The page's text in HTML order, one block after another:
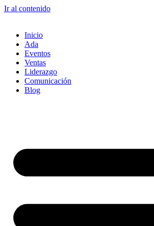
Ir al contenido
Inicio
Ada
Eventos
Ventas
Liderazgo
Comunicación
Blog